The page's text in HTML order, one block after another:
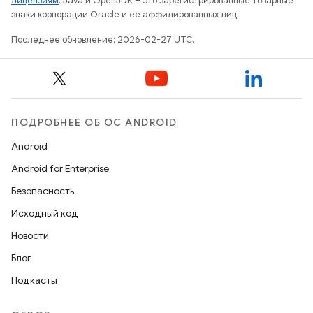
знаки корпорации Oracle и ее аффилированных лиц.
Последнее обновление: 2026-02-27 UTC.
ПОДРОБНЕЕ ОБ ОС ANDROID
Android
Android for Enterprise
Безопасность
Исходный код
Новости
Блог
Подкасты